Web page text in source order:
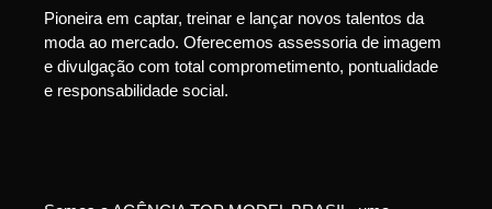
Pioneira em captar, treinar e lançar novos talentos da
moda ao mercado. Oferecemos assessoria de imagem
e divulgação com total comprometimento, pontualidade
e responsabilidade social.